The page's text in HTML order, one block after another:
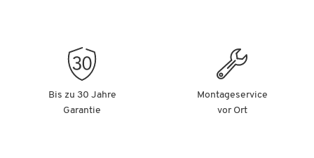
Bis zu 30 Jahre
Garantie
Montageservice
vor Ort